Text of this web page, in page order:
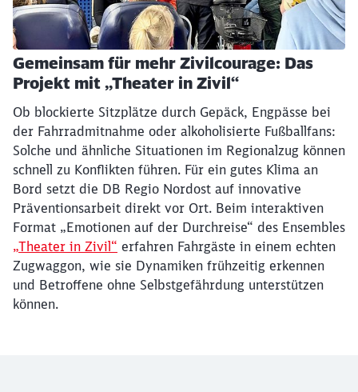
Gemeinsam für mehr Zivilcourage: Das
Projekt mit „Theater in Zivil“
Ob blockierte Sitzplätze durch Gepäck, Engpässe bei
der Fahrradmitnahme oder alkoholisierte Fußballfans:
Solche und ähnliche Situationen im Regionalzug können
schnell zu Konflikten führen. Für ein gutes Klima an
Bord setzt die DB Regio Nordost auf innovative
Präventionsarbeit direkt vor Ort. Beim interaktiven
Format „Emotionen auf der Durchreise“ des Ensembles
„Theater in Zivil“ erfahren Fahrgäste in einem echten
Zugwaggon, wie sie Dynamiken frühzeitig erkennen
und Betroffene ohne Selbstgefährdung unterstützen
können.